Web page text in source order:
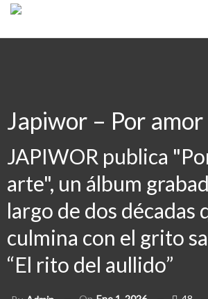
Japiwor – Por
JAPIWOR publica
arte", un álbum
largo de dos décadas
culmina con el grito
“El rito del aullido”